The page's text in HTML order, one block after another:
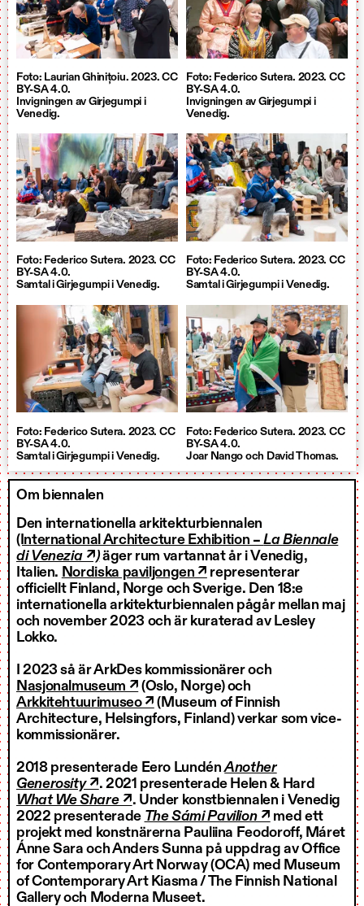
Foto: Laurian Ghinițoiu. 2023. CC
BY-SA 4.0.
Invigningen av Girjegumpi i
Venedig.
Foto: Federico Sutera. 2023. CC
BY-SA 4.0.
Invigningen av Girjegumpi i
Venedig.
Foto: Federico Sutera. 2023. CC
BY-SA 4.0.
Samtal i Girjegumpi i Venedig.
Foto: Federico Sutera. 2023. CC
BY-SA 4.0.
Samtal i Girjegumpi i Venedig.
Foto: Federico Sutera. 2023. CC
BY-SA 4.0.
Samtal i Girjegumpi i Venedig.
Foto: Federico Sutera. 2023. CC
BY-SA 4.0.
Joar Nango och David Thomas.
Om biennalen
Den internationella arkitekturbiennalen
(International Architecture Exhibition –La Biennale
di Venezia ↗)äger rum vartannat år i Venedig,
Italien. Nordiska paviljongen ↗ representerar
officiellt Finland, Norge och Sverige. Den 18:e
internationella arkitekturbiennalen pågår mellan maj
och november 2023 och är kuraterad av Lesley
Lokko.
I 2023 så är ArkDes kommissionärer och
Nasjonalmuseum ↗ (Oslo, Norge) och
Arkkitehtuurimuseo ↗ (Museum of Finnish
Architecture, Helsingfors, Finland) verkar som vice-
kommissionärer.
2018 presenterade Eero LundénAnother
Generosity ↗. 2021 presenterade Helen & Hard
What We Share ↗. Under konstbiennalen i Venedig
2022 presenterade The Sámi Pavilion ↗ med ett
projekt med konstnärerna Pauliina Feodoroff, Máret
Ánne Sara och Anders Sunna på uppdrag av Office
for Contemporary Art Norway (OCA) med Museum
of Contemporary Art Kiasma / The Finnish National
Gallery och Moderna Museet.